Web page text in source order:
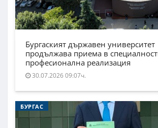
Бургаският държавен университет
продължава приема в
професионална реализация
30.07.2026 09:07ч.
БУРГАС